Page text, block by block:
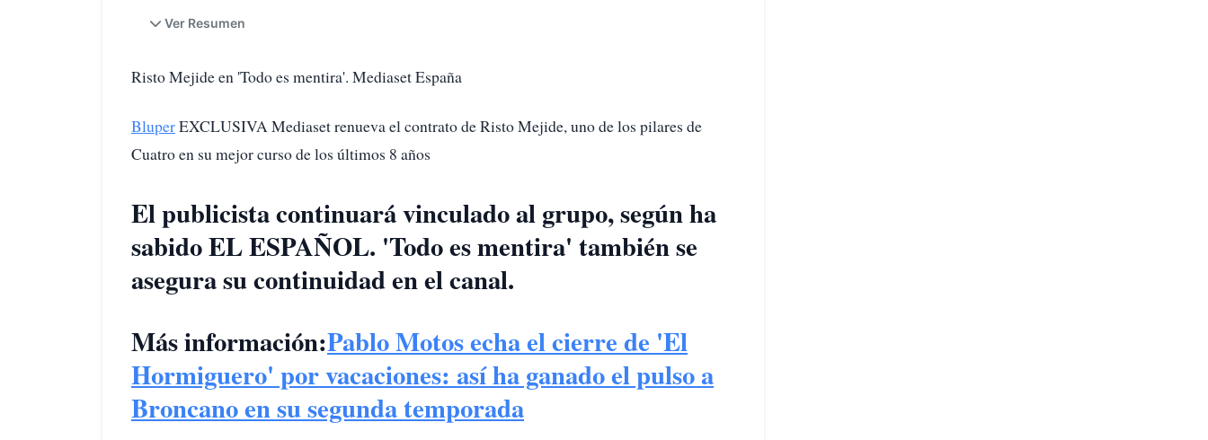
Ver Resumen
Risto Mejide en 'Todo es mentira'. Mediaset España
BluperEXCLUSIVA Mediaset renueva el contrato de Risto Mejide, uno de los pilares de
Cuatro en su mejor curso de los últimos 8 años
El publicista continuará vinculado al grupo, según ha
sabido EL ESPAÑOL. 'Todo es mentira' también se
asegura su continuidad en el canal.
Más información:Pablo Motos echa el cierre de 'El
Hormiguero' por vacaciones: así ha ganado el pulso a
Broncano en su segunda temporada